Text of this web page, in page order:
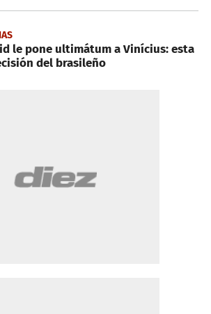
le pone ultimátum a Vinícius: esta
del brasileño